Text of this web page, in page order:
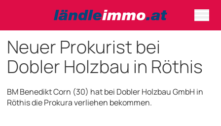
Neuer Prokurist bei
Dobler Holzbau in Röthis
BM Benedikt Corn (30) hat bei Dobler Holzbau GmbH in
Röthis die Prokura verliehen bekommen.